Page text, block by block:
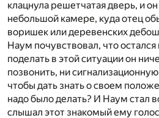
клацнула решетчатая дверь, и
небольшой камере, куда отец
воришек или деревенских
Наум почувствовал, что
поделать в этой ситуации он
позвонить, ни
чтобы дать знать о своем
надо было делать? И Наум стал
слышал этот знакомый ему